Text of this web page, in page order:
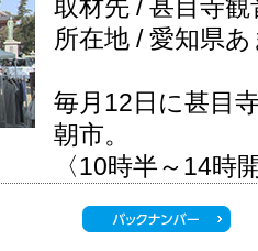
取材先 / 甚目寺
所在地 / 愛知県
毎月12日に甚目
朝市。
〈10時半～14時